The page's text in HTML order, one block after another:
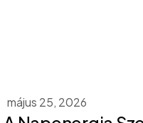
május 25, 2026